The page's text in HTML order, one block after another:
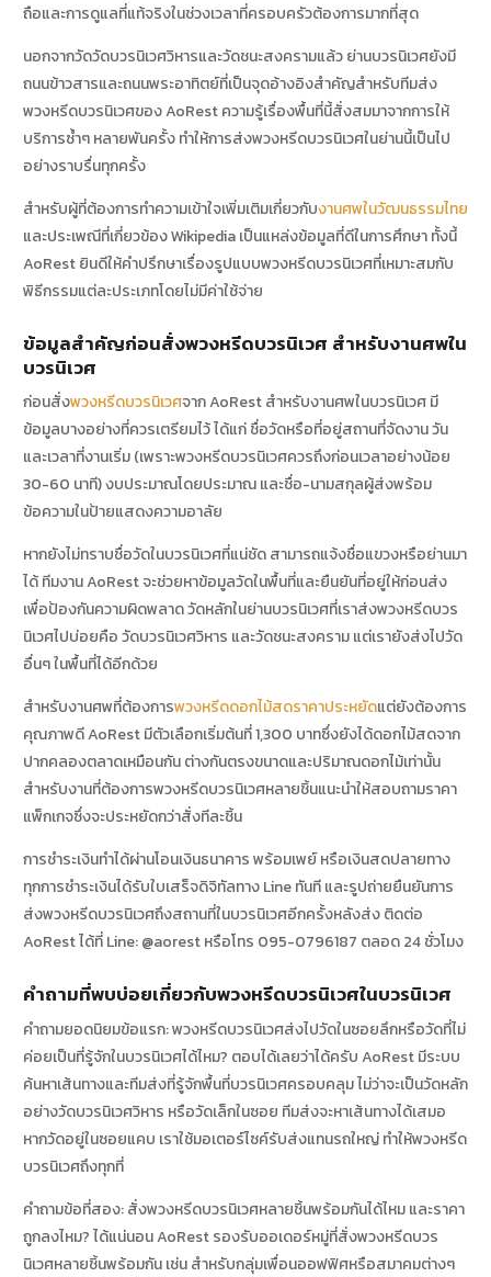
ถือและการดูแลที่แท้จริงในช่วงเวลาที่ครอบครัวต้องการมากที่สุด
นอกจากวัดวัดบวรนิเวศวิหารและวัดชนะสงครามแล้ว ย่านบวรนิเวศยังมี
ถนนข้าวสารและถนนพระอาทิตย์ที่เป็นจุดอ้างอิงสำคัญสำหรับทีมส่ง
พวงหรีดบวรนิเวศของ AoRest ความรู้เรื่องพื้นที่นี้สั่งสมมาจากการให้
บริการซ้ำๆ หลายพันครั้ง ทำให้การส่งพวงหรีดบวรนิเวศในย่านนี้เป็นไป
อย่างราบรื่นทุกครั้ง
สำหรับผู้ที่ต้องการทำความเข้าใจเพิ่มเติมเกี่ยวกับงานศพในวัฒนธรรมไทย
และประเพณีที่เกี่ยวข้อง Wikipedia เป็นแหล่งข้อมูลที่ดีในการศึกษา ทั้งนี้
AoRest ยินดีให้คำปรึกษาเรื่องรูปแบบพวงหรีดบวรนิเวศที่เหมาะสมกับ
พิธีกรรมแต่ละประเภทโดยไม่มีค่าใช้จ่าย
ข้อมูลสำคัญก่อนสั่งพวงหรีดบวรนิเวศ สำหรับงานศพใน
บวรนิเวศ
ก่อนสั่งพวงหรีดบวรนิเวศจาก AoRest สำหรับงานศพในบวรนิเวศ มี
ข้อมูลบางอย่างที่ควรเตรียมไว้ ได้แก่ ชื่อวัดหรือที่อยู่สถานที่จัดงาน วัน
และเวลาที่งานเริ่ม (เพราะพวงหรีดบวรนิเวศควรถึงก่อนเวลาอย่างน้อย
30-60 นาที) งบประมาณโดยประมาณ และชื่อ-นามสกุลผู้ส่งพร้อม
ข้อความในป้ายแสดงความอาลัย
หากยังไม่ทราบชื่อวัดในบวรนิเวศที่แน่ชัด สามารถแจ้งชื่อแขวงหรือย่านมา
ได้ ทีมงาน AoRest จะช่วยหาข้อมูลวัดในพื้นที่และยืนยันที่อยู่ให้ก่อนส่ง
เพื่อป้องกันความผิดพลาด วัดหลักในย่านบวรนิเวศที่เราส่งพวงหรีดบวร
นิเวศไปบ่อยคือ วัดบวรนิเวศวิหาร และวัดชนะสงคราม แต่เรายังส่งไปวัด
อื่นๆ ในพื้นที่ได้อีกด้วย
สำหรับงานศพที่ต้องการพวงหรีดดอกไม้สดราคาประหยัดแต่ยังต้องการ
คุณภาพดี AoRest มีตัวเลือกเริ่มต้นที่ 1,300 บาทซึ่งยังได้ดอกไม้สดจาก
ปากคลองตลาดเหมือนกัน ต่างกันตรงขนาดและปริมาณดอกไม้เท่านั้น
สำหรับงานที่ต้องการพวงหรีดบวรนิเวศหลายชิ้นแนะนำให้สอบถามราคา
แพ็กเกจซึ่งจะประหยัดกว่าสั่งทีละชิ้น
การชำระเงินทำได้ผ่านโอนเงินธนาคาร พร้อมเพย์ หรือเงินสดปลายทาง
ทุกการชำระเงินได้รับใบเสร็จดิจิทัลทาง Line ทันที และรูปถ่ายยืนยันการ
ส่งพวงหรีดบวรนิเวศถึงสถานที่ในบวรนิเวศอีกครั้งหลังส่ง ติดต่อ
AoRest ได้ที่ Line: @aorest หรือโทร 095-0796187 ตลอด 24 ชั่วโมง
คำถามที่พบบ่อยเกี่ยวกับพวงหรีดบวรนิเวศในบวรนิเวศ
คำถามยอดนิยมข้อแรก: พวงหรีดบวรนิเวศส่งไปวัดในซอยลึกหรือวัดที่ไม่
ค่อยเป็นที่รู้จักในบวรนิเวศได้ไหม? ตอบได้เลยว่าได้ครับ AoRest มีระบบ
ค้นหาเส้นทางและทีมส่งที่รู้จักพื้นที่บวรนิเวศครอบคลุม ไม่ว่าจะเป็นวัดหลัก
อย่างวัดบวรนิเวศวิหาร หรือวัดเล็กในซอย ทีมส่งจะหาเส้นทางได้เสมอ
หากวัดอยู่ในซอยแคบ เราใช้มอเตอร์ไซค์รับส่งแทนรถใหญ่ ทำให้พวงหรีด
บวรนิเวศถึงทุกที่
คำถามข้อที่สอง: สั่งพวงหรีดบวรนิเวศหลายชิ้นพร้อมกันได้ไหม และราคา
ถูกลงไหม? ได้แน่นอน AoRest รองรับออเดอร์หมู่ที่สั่งพวงหรีดบวร
นิเวศหลายชิ้นพร้อมกัน เช่น สำหรับกลุ่มเพื่อนออฟฟิศหรือสมาคมต่างๆ